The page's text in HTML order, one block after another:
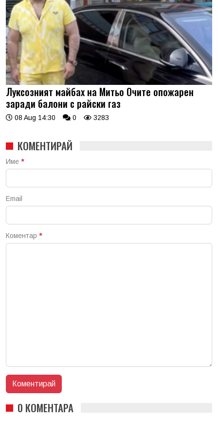
Луксозният майбах на Митьо Очите опожарен
заради балони с райски газ
08 Aug 14:30 0 3283
КОМЕНТИРАЙ
Име *
Email
Коментар *
0 КОМЕНТАРА